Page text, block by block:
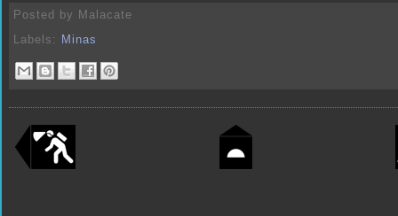
Posted by Malacate
Labels:
Minas